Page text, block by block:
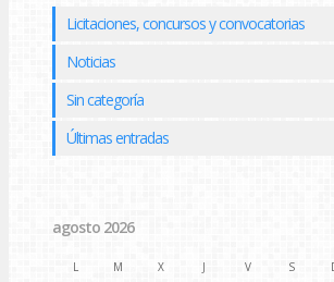
Licitaciones, concursos y convocatorias
Noticias
Sin categoría
Últimas entradas
agosto 2026
L M X J V S